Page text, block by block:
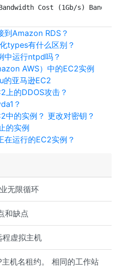
无限循环
和缺点
程虚拟主机
机名租约。 相同的工作站
Cost (1Gb/s)
到Amazon RDS？
types有什么区别？
中运行ntpd吗？
AWS）中的EC2实例
的亚马逊EC2
上的DDOS攻击？
？
中的实例？ 更改对密钥？
的实例
在运行的EC2实例？